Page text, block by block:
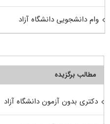
وام دانشجویی دانشگاه آزاد
مطالب برگزیده
دکتری بدون آزمون دانشگاه آزاد